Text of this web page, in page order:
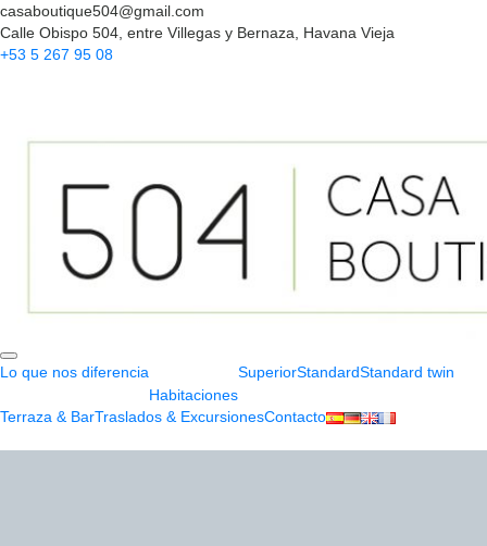
casaboutique504@gmail.com
Calle Obispo 504, entre Villegas y Bernaza, Havana Vieja
+53 5 267 95 08
Lo que nos diferencia
Habitaciones
SuperiorStandardStandard twin
Terraza & BarTraslados & ExcursionesContacto